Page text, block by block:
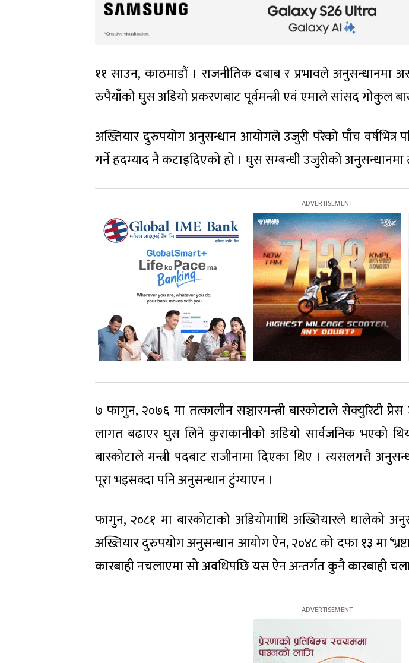
११ साउन, काठमाडौं । राजनीतिक दबाब र प्रभावले अनुसन्धानमा
रुपैयाँको घुस अडियो प्रकरणबाट पूर्वमन्त्री एवं एमाले सांसद गोकुल
अख्तियार दुरुपयोग अनुसन्धान आयोगले उजुरी परेको पाँच वर्षभित्र
गर्ने हदम्याद नै कटाइदिएको हो । घुस सम्बन्धी उजुरीको अनुसन्धानमा
७ फागुन, २०७६ मा तत्कालीन सञ्चारमन्त्री बास्कोटाले सेक्युरिटी
लागत बढाएर घुस लिने कुराकानीको अडियो सार्वजनिक भएको
बास्कोटाले मन्त्री पदबाट राजीनामा दिएका थिए । त्यसलगत्तै
पूरा भइसक्दा पनि अनुसन्धान टुंग्याएन ।
फागुन, २०८१ मा बास्कोटाको अडियोमाथि अख्तियारले थालेको
अख्तियार दुरुपयोग अनुसन्धान आयोग ऐन, २०४८ को दफा १३ मा
कारबाही नचलाएमा सो अवधिपछि यस ऐन अन्तर्गत कुनै कारबाही